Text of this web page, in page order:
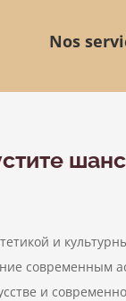
Nos
и
современным
и